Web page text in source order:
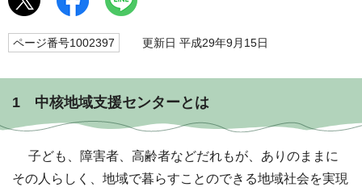
ページ番号1002397 更新日 平成29年9月15日
1 中核地域支援センターとは
子ども、障害者、高齢者などだれもが、ありのままに
その人らしく、地域で暮らすことのできる地域社会を実現